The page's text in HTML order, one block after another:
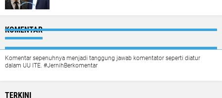
KOMENTAR
Komentar sepenuhnya menjadi tanggung jawab komentator seperti diatur
dalam UU ITE. #JernihBerkomentar
TERKINI